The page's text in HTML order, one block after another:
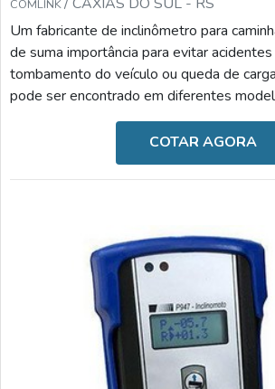
COMLINK
Um fabricante de inclinômetro para
de suma importância para evitar
tombamento do veículo ou queda de
pode ser encontrado em diferentes
Inclinômetro para semirreboque: reduz o
tombamento e danos ao caminhão,
frontais e laterais de inclinação, bloqueia a
caso seja um processo inseguro e possui
COTAR AGORA